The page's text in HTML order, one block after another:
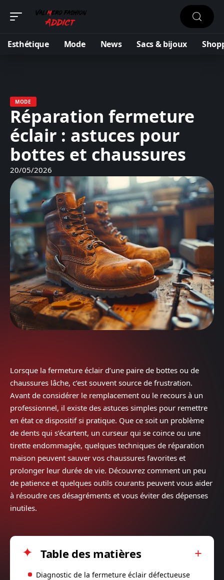
Esthétique Mode News Sacs & bijoux
MODE
Réparation fermeture
éclair : astuces pour
bottes et chaussures
20/05/2026
Lorsque la fermeture éclair d’une paire de bottes ou de
chaussures lâche, c’est souvent source de frustration.
Avant de considérer le remplacement ou le recours à un
professionnel, il existe des astuces simples pour remettre
en état ce dispositif si pratique. Que ce soit un problème
de dents qui s’écartent, un curseur qui se coince ou une
tirette endommagée, quelques techniques de réparation
maison peuvent sauver vos chaussures favorites et
prolonger leur durée de vie. Découvrez comment un peu
de patience et quelques outils courants peuvent vous aider
à résoudre ces désagréments et vous éviter des dépenses
inutiles.
Table des matières
Diagnostic de la fermeture éclair défectueuse